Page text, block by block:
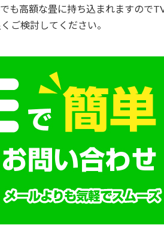
も高額な畳に持ち込まれますので
ご検討してください。